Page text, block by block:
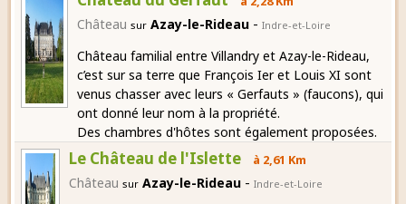
Château sur Azay-le-Rideau - Indre-et-Loire
Château familial entre Villandry et Azay-le-Rideau,
c’est sur sa terre que François Ier et Louis XI sont
venus chasser avec leurs « Gerfauts » (faucons), qui
ont donné leur nom à la propriété.
Des chambres d'hôtes sont également proposées.
Le Château de l'Islette à 2,61 Km
Château sur Azay-le-Rideau - Indre-et-Loire